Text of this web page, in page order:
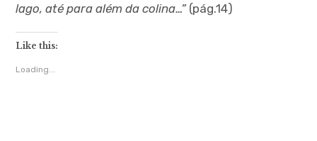
lago, até para além da colina…”(pág.14)
Like this:
Loading...